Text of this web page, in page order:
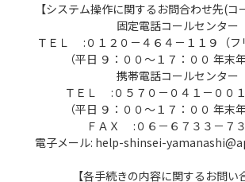
【システム操作に関するお問合わせ先(コ
固定電話コールセンター
ＴＥＬ :０１２０－４６４－１１９（フ
（平日 ９：００～１７：００ 年末年
携帯電話コールセンター
ＴＥＬ :０５７０－０４１－００１
（平日 ９：００～１７：００ 年末年
ＦＡＸ :０６－６７３３－７
電子メール: help-shinsei-
【各手続きの内容に関するお問い